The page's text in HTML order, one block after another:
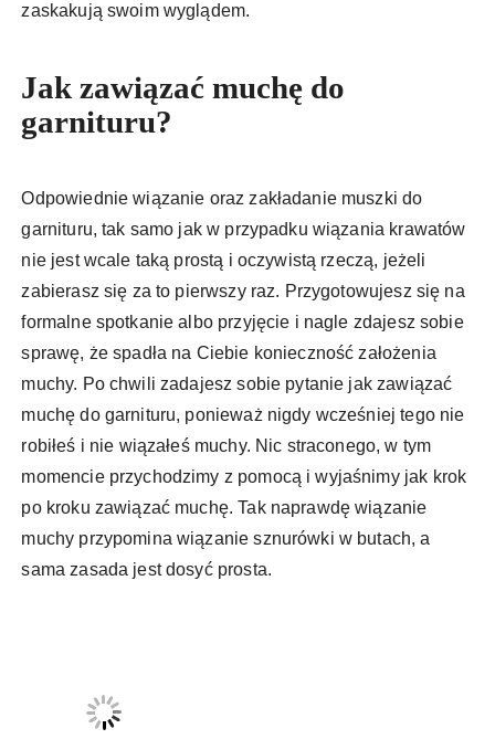
zaskakują swoim wyglądem.
Jak zawiązać muchę do
garnituru?
Odpowiednie wiązanie oraz zakładanie muszki do
garnituru, tak samo jak w przypadku wiązania krawatów
nie jest wcale taką prostą i oczywistą rzeczą, jeżeli
zabierasz się za to pierwszy raz. Przygotowujesz się na
formalne spotkanie albo przyjęcie i nagle zdajesz sobie
sprawę, że spadła na Ciebie konieczność założenia
muchy. Po chwili zadajesz sobie pytanie jak zawiązać
muchę do garnituru, ponieważ nigdy wcześniej tego nie
robiłeś i nie wiązałeś muchy. Nic straconego, w tym
momencie przychodzimy z pomocą i wyjaśnimy jak krok
po kroku zawiązać muchę. Tak naprawdę wiązanie
muchy przypomina wiązanie sznurówki w butach, a
sama zasada jest dosyć prosta.